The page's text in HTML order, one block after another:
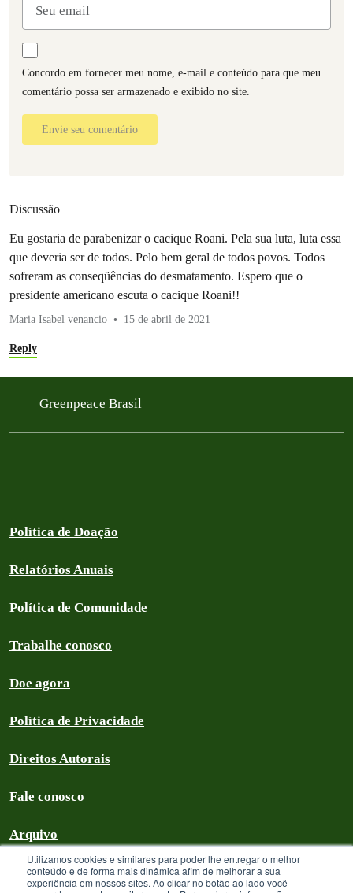
Utilizamos cookies e similares para poder lhe entregar o melhor
conteúdo e de forma mais dinâmica afim de melhorar a sua
experiência em nossos sites. Ao clicar no botão ao lado você
Concordo em fornecer meu nome, e-mail e conteúdo para que meu
comentário possa ser armazenado e exibido no site.
Envie seu comentário
Discussão
Eu gostaria de parabenizar o cacique Roani. Pela sua luta, luta essa
que deveria ser de todos. Pelo bem geral de todos povos. Todos
sofreram as conseqüências do desmatamento. Espero que o
presidente americano escuta o cacique Roani!!
Maria Isabel venancio 15 de abril de 2021
Reply
Greenpeace Brasil
Política de Doação
Relatórios Anuais
Política de Comunidade
Trabalhe conosco
Doe agora
Política de Privacidade
Direitos Autorais
Fale conosco
Arquivo